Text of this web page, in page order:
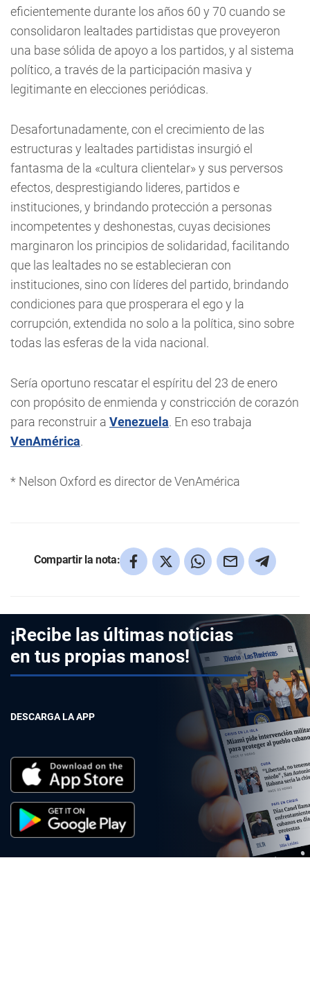
eficientemente durante los años 60 y 70 cuando se
consolidaron lealtades partidistas que proveyeron
una base sólida de apoyo a los partidos, y al sistema
político, a través de la participación masiva y
legitimante en elecciones periódicas.
Desafortunadamente, con el crecimiento de las
estructuras y lealtades partidistas insurgió el
fantasma de la «cultura clientelar» y sus perversos
efectos, desprestigiando lideres, partidos e
instituciones, y brindando protección a personas
incompetentes y deshonestas, cuyas decisiones
marginaron los principios de solidaridad, facilitando
que las lealtades no se establecieran con
instituciones, sino con líderes del partido, brindando
condiciones para que prosperara el ego y la
corrupción, extendida no solo a la política, sino sobre
todas las esferas de la vida nacional.
Sería oportuno rescatar el espíritu del 23 de enero
con propósito de enmienda y constricción de corazón
para reconstruir a Venezuela. En eso trabaja
VenAmérica.
* Nelson Oxford es director de VenAmérica
Compartir la nota:
¡Recibe las últimas noticias
en tus propias manos!
DESCARGA LA APP